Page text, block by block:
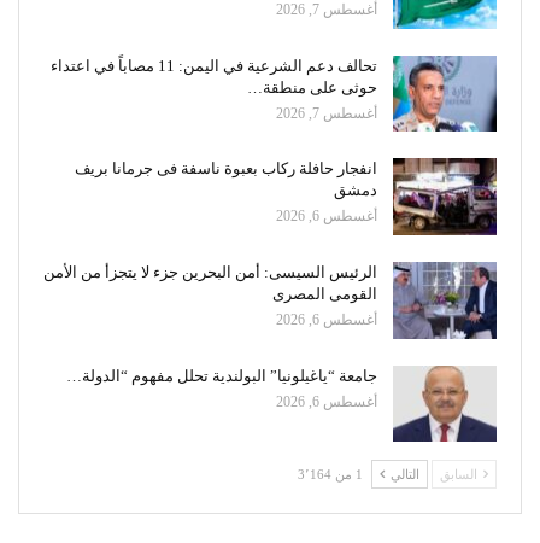
أغسطس 7, 2026
تحالف دعم الشرعية في اليمن: 11 مصاباً في اعتداء
حوثى على منطقة…
أغسطس 7, 2026
انفجار حافلة ركاب بعبوة ناسفة فى جرمانا بريف
دمشق
أغسطس 6, 2026
الرئيس السيسى: أمن البحرين جزء لا يتجزأ من الأمن
القومى المصرى
أغسطس 6, 2026
جامعة “ياغيلونيا” البولندية تحلل مفهوم “الدولة…
أغسطس 6, 2026
السابق التالي 1 من 3٬164